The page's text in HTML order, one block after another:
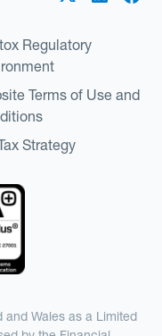
Regulatory
Terms of Use and
Strategy
and Wales as a Limited